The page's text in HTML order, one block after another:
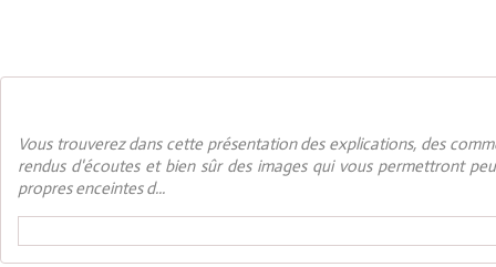
Vous trouverez dans cette présentation des explications, des
rendus d'écoutes et bien sûr des images qui vous permettront
propres enceintes d...